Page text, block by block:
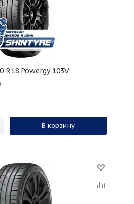
60 R18 Powergy 103V
В корзину